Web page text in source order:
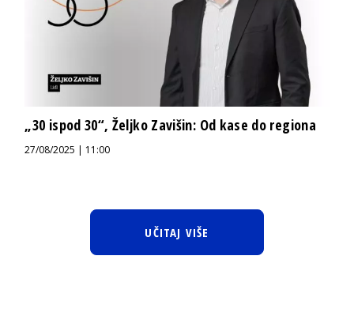
„30 ispod 30“, Željko Zavišin: Od kase do regiona
27/08/2025 | 11:00
UČITAJ VIŠE